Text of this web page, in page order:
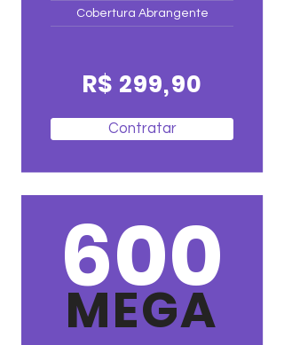
Cobertura Abrangente
R$ 299,90
Contratar
600
MEGA